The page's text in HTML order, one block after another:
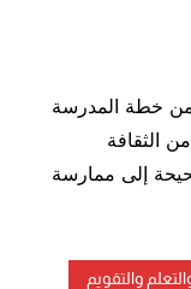
خطة المدرسة
الثقافة
إلى ممارسة
والتقويم